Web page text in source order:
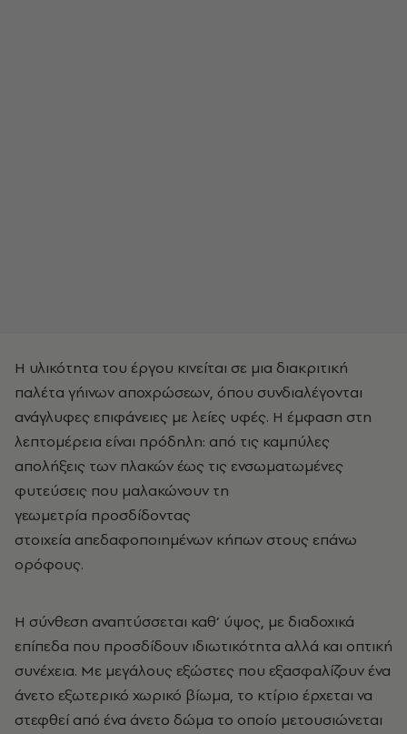
Η υλικότητα του έργου κινείται σε μια διακριτική
παλέτα γήινων αποχρώσεων, όπου συνδιαλέγονται
ανάγλυφες επιφάνειες με λείες υφές. Η έμφαση στη
λεπτομέρεια είναι πρόδηλη: από τις καμπύλες
απολήξεις των πλακών έως τις ενσωματωμένες
φυτεύσεις που μαλακώνουν τη
γεωμετρία προσδίδοντας
στοιχεία απεδαφοποιημένων κήπων στους επάνω
ορόφους.
Η σύνθεση αναπτύσσεται καθ’ ύψος, με διαδοχικά
επίπεδα που προσδίδουν ιδιωτικότητα αλλά και οπτική
συνέχεια. Με μεγάλους εξώστες που εξασφαλίζουν ένα
άνετο εξωτερικό χωρικό βίωμα, το κτίριο έρχεται να
στεφθεί από ένα άνετο δώμα το οποίο μετουσιώνεται